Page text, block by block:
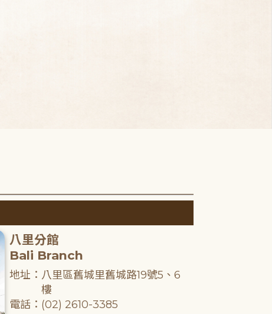
八里分館
Bali Branch
地址：八里區舊城里舊城路19號5、6
樓
電話：(02) 2610-3385